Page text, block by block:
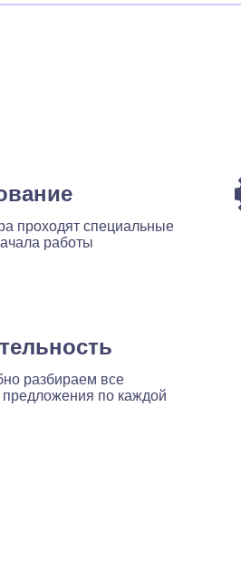
проходят специальные
работы
разбираем все
по каждой